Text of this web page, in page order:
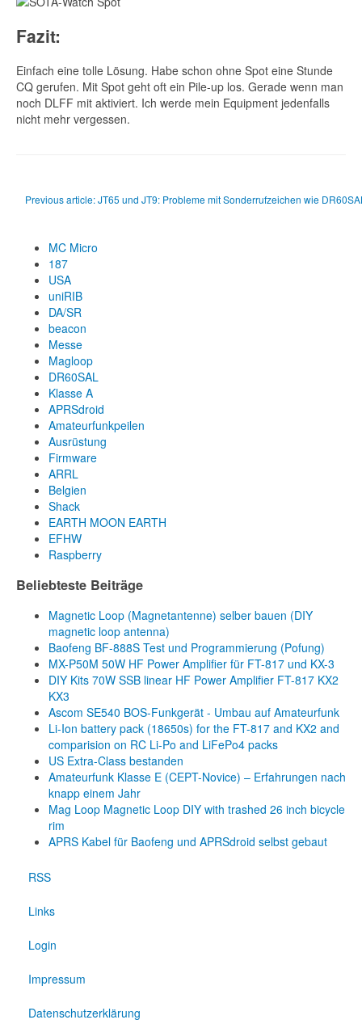
Fazit:
Einfach eine tolle Lösung. Habe schon ohne Spot eine Stunde
CQ gerufen. Mit Spot geht oft ein Pile-up los. Gerade wenn man
noch DLFF mit aktiviert. Ich werde mein Equipment jedenfalls
nicht mehr vergessen.
Previous article: JT65 und JT9: Probleme mit Sonderrufzeichen wie
MC Micro
187
USA
uniRIB
DA/SR
beacon
Messe
Magloop
DR60SAL
Klasse A
APRSdroid
Amateurfunkpeilen
Ausrüstung
Firmware
ARRL
Belgien
Shack
EARTH MOON EARTH
EFHW
Raspberry
Beliebteste Beiträge
Magnetic Loop (Magnetantenne) selber bauen (DIY
magnetic loop antenna)
Baofeng BF-888S Test und Programmierung (Pofung)
MX-P50M 50W HF Power Amplifier für FT-817 und KX-3
DIY Kits 70W SSB linear HF Power Amplifier FT-817 KX2
KX3
Ascom SE540 BOS-Funkgerät - Umbau auf Amateurfunk
Li-Ion battery pack (18650s) for the FT-817 and KX2 and
comparision on RC Li-Po and LiFePo4 packs
US Extra-Class bestanden
Amateurfunk Klasse E (CEPT-Novice) – Erfahrungen nach
knapp einem Jahr
Mag Loop Magnetic Loop DIY with trashed 26 inch bicycle
rim
APRS Kabel für Baofeng und APRSdroid selbst gebaut
RSS
Links
Login
Impressum
Datenschutzerklärung